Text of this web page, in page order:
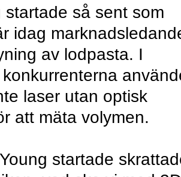
startade så sent som
idag
av lodpasta. I
laser utan optisk
att mäta volymen.
startade